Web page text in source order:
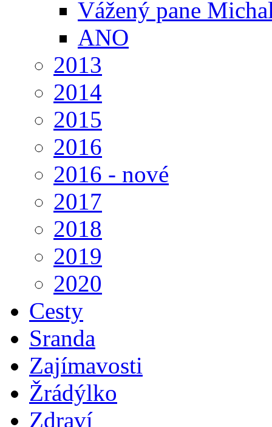
Vážený pane
ANO
2013
2014
2015
2016
2016 - nové
2017
2018
2019
2020
Cesty
Sranda
Zajímavosti
Žrádýlko
Zdraví